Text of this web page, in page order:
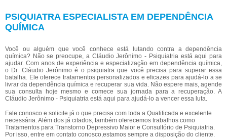
PSIQUIATRA ESPECIALISTA EM DEPENDÊNCIA
QUÍMICA
Você ou alguém que você conhece está lutando contra a dependência
química? Não se preocupe, a Cláudio Jerônimo - Psiquiatria está aqui para
ajudar. Com anos de experiência e especialização em dependência química,
o Dr. Cláudio Jerônimo é o psiquiatra que você precisa para superar essa
batalha. Ele oferece tratamentos personalizados e eficazes para ajudá-lo a se
livrar da dependência química e recuperar sua vida. Não espere mais, agende
sua consulta hoje mesmo e comece sua jornada para a recuperação. A
Cláudio Jerônimo - Psiquiatria está aqui para ajudá-lo a vencer essa luta.
Fale conosco e solicite já o que precisa com toda a Qualificada e excelente
necessária. Além dos já citados, também oferecemos trabalhos como
Tratamentos para Transtorno Depressivo Maior e Consultório de Psiquiatria.
Por isso, entre em contato conosco,estamos sempre a disposição do cliente.